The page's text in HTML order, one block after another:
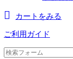
カートをみる
ご利用ガイド